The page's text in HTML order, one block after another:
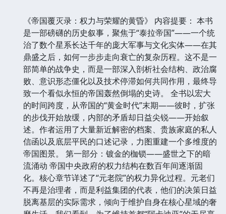
《帝国覆灭录：权力与荣耀的黄昏》 内容提要： 本书
是一部磅礴的历史叙事，聚焦于“泰拉帝国”——一个统
治了数个星系长达千年的庞大军事与文化实体——在其
鼎盛之后，如何一步步走向衰亡的复杂历程。这不是一
部简单的战争史，而是一部深入剖析社会结构、政治腐
败、意识形态僵化以及技术停滞如何共同作用，最终导
致一个看似永恒的帝国轰然倒塌的史诗。 全书以宏大
的时间跨度，从帝国的“黄金时代”末期——彼时，扩张
的步伐开始放缓，内部的矛盾却日益尖锐——开始叙
述。作者运用了大量新近解密的档案、贵族家庭的私人
信函以及底层平民的口述记录，力图重建一个多维度的
帝国图景。 第一部分：镀金的枷锁——盛世之下的暗
流涌动 帝国中央政府的权力结构在数百年间逐渐固
化。核心章节详述了“元老院”的权力异化过程。元老们
不再是治理者，而是利益集团的代表，他们的决策日益
脱离基层的实际需求，倾向于维护自身在核心星域的奢